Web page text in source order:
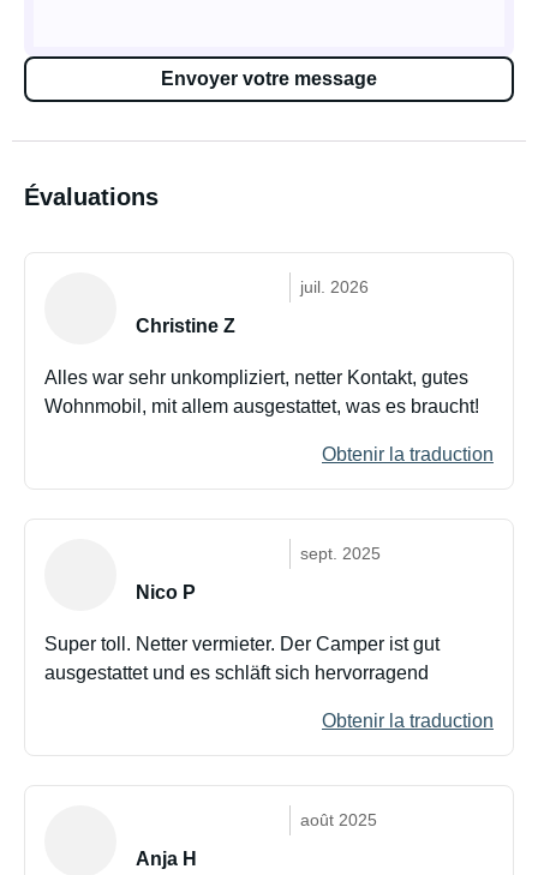
Envoyer votre message
Évaluations
juil. 2026
Christine Z
Alles war sehr unkompliziert, netter Kontakt, gutes
Wohnmobil, mit allem ausgestattet, was es braucht!
Obtenir la traduction
sept. 2025
Nico P
Super toll. Netter vermieter. Der Camper ist gut
ausgestattet und es schläft sich hervorragend
Obtenir la traduction
août 2025
Anja H